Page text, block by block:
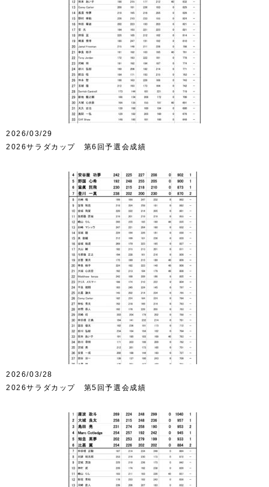
2026/03/29
2026サラダカップ 第6回予選会成績
2026/03/28
2026サラダカップ 第5回予選会成績